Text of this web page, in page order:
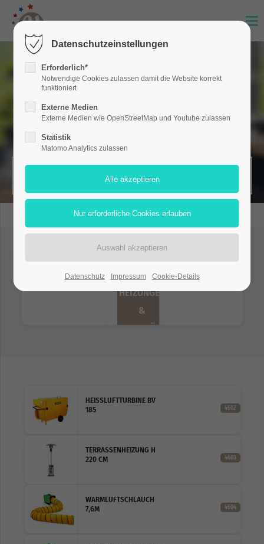
MERKZETTEL (0)
Heizung und Zubehör mieten
HEIZUNGEN
&
ZUBEHÖR
HEISSLUFTTURBINE BV 1
85
4602
TERRASSENHEIZUNG H
220 CM
4603
WARMLUFTSCHLAUCH
7,6M
4604
Datenschutzeinstellungen
Erforderlich*
Notwendige Cookies zulassen damit die Website korrekt
funktioniert
Externe Medien
Externe Medien wie OpenStreetMap und Youtube zulassen
Statistik
Matomo Analytics zulassen
Datenschutz Impressum Cookie-Details